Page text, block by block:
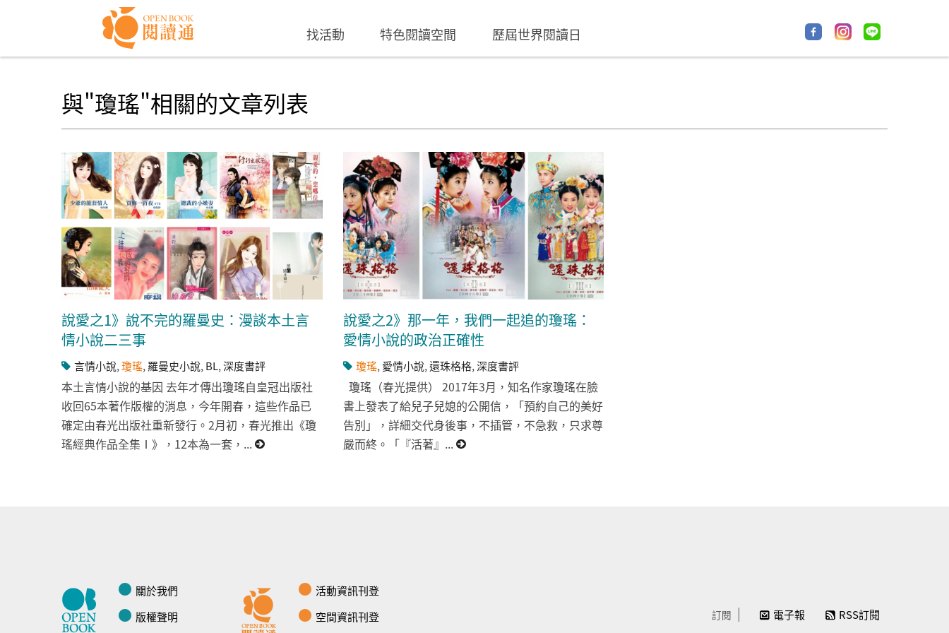
找活動 特色閱讀空間 歷屆世界閱讀日
與"瓊瑤"相關的文章列表
說愛之1》說不完的羅曼史：漫談本土言
情小說二三事
言情小說,瓊瑤,羅曼史小說,BL,深度書評
本土言情小說的基因 去年才傳出瓊瑤自皇冠出版社
收回65本著作版權的消息，今年開春，這些作品已
確定由春光出版社重新發行。2月初，春光推出《瓊
瑤經典作品全集Ⅰ》，12本為一套，...
說愛之2》那一年，我們一起追的瓊瑤：
愛情小說的政治正確性
瓊瑤,愛情小說,還珠格格,深度書評
瓊瑤（春光提供） 2017年3月，知名作家瓊瑤在臉
書上發表了給兒子兒媳的公開信，「預約自己的美好
告別」，詳細交代身後事，不插管，不急救，只求尊
嚴而終。「『活著』...
訂閱 電子報 RSS訂閱
關於我們
版權聲明
活動資訊刊登
空間資訊刊登